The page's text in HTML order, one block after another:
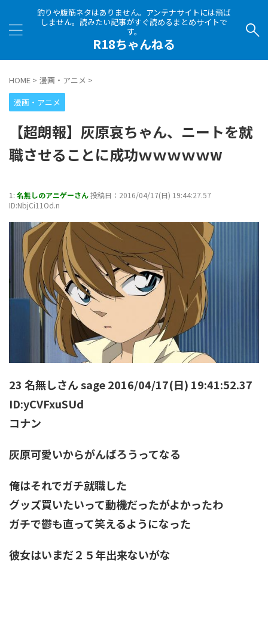
釣りや腹筋ネタはありません。アンテナサイトには飛ば
しません。読みたい記事がすぐ読めるまとめサイトで
す。
R18ちゃんねる
HOME > 漫画・アニメ >
漫画・アニメ
【超朗報】灰原哀ちゃん、ニートを就
職させることに成功ｗｗｗｗｗw
1: 名無しのアニゲーさん投稿日：2016/04/17(日) 19:44:27.57
ID:NbjCi11Od.n
23 名無しさん sage 2016/04/17(日) 19:41:52.37
ID:yCVFxuSUd
コナン
灰原可愛いからがんばろうってなる
俺はそれでガチ就職した
グッズ買いたいって動機だったがよかったわ
ガチで鬱も直って笑えるようになった
彼女はいまだ２５年出来ないがな